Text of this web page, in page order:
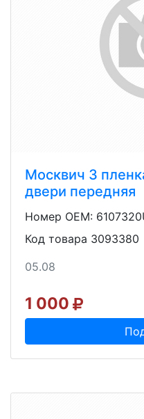
Москвич 3
двери передняя
Номер OEM:
Код товара 3093380
05.08
1 000